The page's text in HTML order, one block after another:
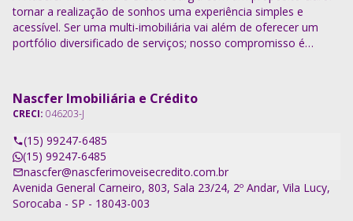
tornar a realização de sonhos uma experiência simples e
acessível. Ser uma multi-imobiliária vai além de oferecer um
portfólio diversificado de serviços; nosso compromisso é
Nascfer Imobiliária e Crédito
CRECI: 046203-J
(15) 99247-6485
(15) 99247-6485
nascfer@nascferimoveisecredito.com.br
Avenida General Carneiro, 803, Sala 23/24, 2º Andar, Vila Lucy,
Sorocaba - SP - 18043-003